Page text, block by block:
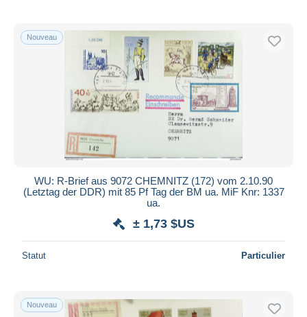
Nouveau
WU: R-Brief aus 9072 CHEMNITZ (172) vom 2.10.90
(Letztag der DDR) mit 85 Pf Tag der BM ua. MiF Knr: 1337
ua.
± 1,73 $US
Statut Particulier
Nouveau